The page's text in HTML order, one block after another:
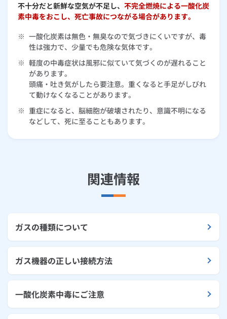
不十分だと新鮮な空気が不足し、 不完全燃焼による一酸化炭
素中毒をおこし、死亡事故につながる場合があります。
※ 一酸化炭素は無色・無臭なので気づきにくいですが、毒
性は強力で、少量でも危険な気体です。
※ 軽度の中毒症状は風邪に似ていて気づくのが遅れること
があります。
頭痛・吐き気がしたら要注意。重くなると手足がしびれ
て動けなくなることがあります。
※ 重症になると、脳細胞が破壊されたり、意識不明になる
などして、死に至ることもあります。
関連情報
ガスの種類について
ガス機器の正しい接続方法
一酸化炭素中毒にご注意